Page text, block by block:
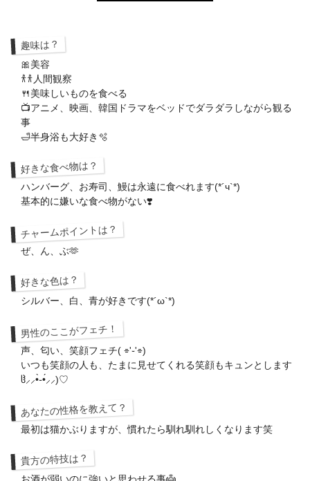
趣味は？
🎀美容
𐀪𐀪人間観察
🍴美味しいものを食べる
📺アニメ、映画、韓国ドラマをベッドでダラダラしながら観る
事
🛁半身浴も大好き🫧
好きな食べ物は？
ハンバーグ、お寿司、鰻は永遠に食べれます(*´ч`*)
基本的に嫌いな食べ物がない❣️
チャームポイントは？
ぜ、ん、ぶ🫶
好きな色は？
シルバー、白、青が好きです(*´ω`*)
男性のここがフェチ！
声、匂い、笑顔フェチ( ⌯'֊'⌯)‬
いつも笑顔の人も、たまに見せてくれる笑顔もキュンとします
ჱ̒⸝⸝•̀֊•́⸝⸝)♡
あなたの性格を教えて？
最初は猫かぶりますが、慣れたら馴れ馴れしくなります笑
貴方の特技は？